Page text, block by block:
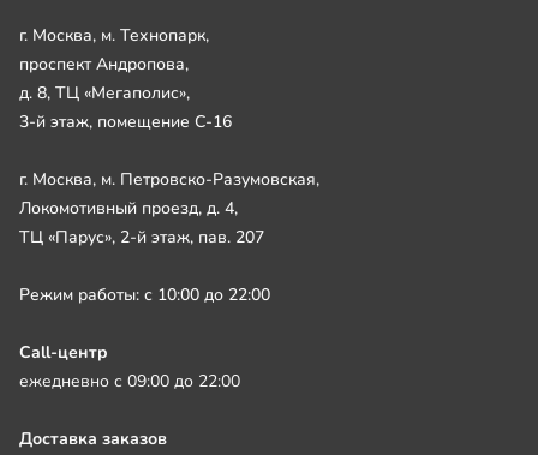
г. Москва, м. Технопарк,
проспект Андропова,
д. 8, ТЦ «Мегаполис»,
3-й этаж, помещение С-16
г. Москва, м. Петровско-Разумовская,
Локомотивный проезд, д. 4,
ТЦ «Парус», 2-й этаж, пав. 207
Режим работы: с 10:00 до 22:00
Call-центр
ежедневно с 09:00 до 22:00
Доставка заказов